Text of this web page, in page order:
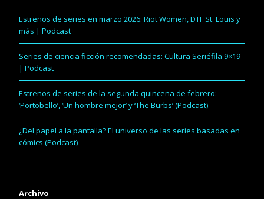
Estrenos de series en marzo 2026: Riot Women, DTF St. Louis y
más | Podcast
Series de ciencia ficción recomendadas: Cultura Seriéfila 9×19
| Podcast
Estrenos de series de la segunda quincena de febrero:
‘Portobello’, ‘Un hombre mejor’ y ‘The Burbs’ (Podcast)
¿Del papel a la pantalla? El universo de las series basadas en
cómics (Podcast)
Archivo